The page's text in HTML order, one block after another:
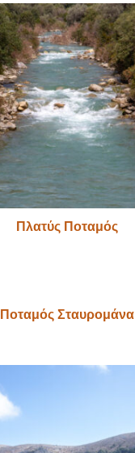
Πλατύς Ποταμός
Ποταμός Σταυρομάνα